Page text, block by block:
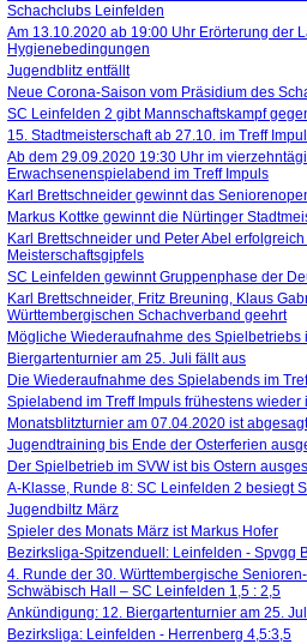
Schachclubs Leinfelden
Am 13.10.2020 ab 19:00 Uhr Erörterung der
Hygienebedingungen
Jugendblitz entfällt
Neue Corona-Saison vom Präsidium des
SC Leinfelden 2 gibt Mannschaftskampf
15. Stadtmeisterschaft ab 27.10. im Treff
Ab dem 29.09.2020 19:30 Uhr im
Erwachsenenspielabend im Treff Impuls
Karl Brettschneider gewinnt das
Markus Kottke gewinnt die Nürtinger
Karl Brettschneider und Peter Abel
Meisterschaftsgipfels
SC Leinfelden gewinnt Gruppenphase der
Karl Brettschneider, Fritz Breuning, Klaus
Württembergischen Schachverband geehrt
Mögliche Wiederaufnahme des Spielbetriebs
Biergartenturnier am 25. Juli fällt aus
Die Wiederaufnahme des Spielabends im
Spielabend im Treff Impuls frühestens wieder
Monatsblitzturnier am 07.04.2020 ist abgesagt
Jugendtraining bis Ende der Osterferien
Der Spielbetrieb im SVW ist bis Ostern
A-Klasse, Runde 8: SC Leinfelden 2 besiegt
Jugendbiltz März
Spieler des Monats März ist Markus Hofer
Bezirksliga-Spitzenduell: Leinfelden - Spvgg
4. Runde der 30. Württembergische
Schwäbisch Hall – SC Leinfelden 1,5 : 2,5
Ankündigung: 12. Biergartenturnier am 25.
Bezirksliga: Leinfelden - Herrenberg 4,5:3,5